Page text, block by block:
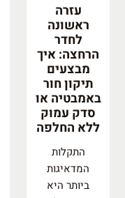
עזרה
ראשונה
לחדר
הרחצה: איך
מבצעים
תיקון חור
באמבטיה או
סדק עמוק
ללא החלפה
התקלות
המדאיגות
ביותר היא